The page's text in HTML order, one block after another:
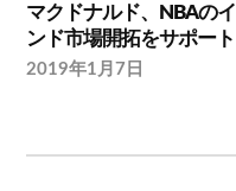
マクドナルド、NBAのイ
ンド市場開拓をサポート
2019年1月7日